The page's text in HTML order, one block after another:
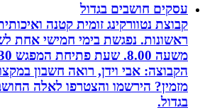
עסקים חושבים בגדול
קבוצת נטוורקינג זומית קטנה ואיכותית.
ראשונות. נפגשת בימי חמישי אחת
משעה 8.00.
הקבוצה: אבי וידן, רואה חשבון במקצועו.
מזמין? הירשמו והצטרפו לאלה החושבים
בגדול.